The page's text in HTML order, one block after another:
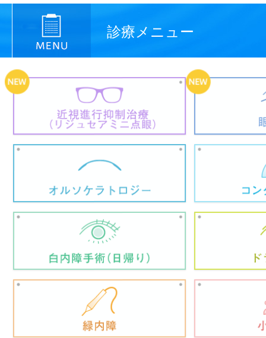
診療メニュー